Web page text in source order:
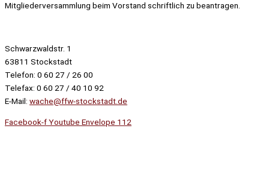
Mitgliederversammlung beim Vorstand schriftlich zu beantragen.
Schwarzwaldstr. 1
63811 Stockstadt
Telefon: 0 60 27 / 26 00
Telefax: 0 60 27 / 40 10 92
E-Mail: wache@ffw-stockstadt.de
Facebook-fYoutube Envelope 112